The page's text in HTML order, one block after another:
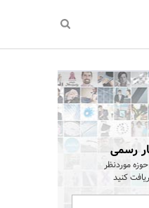
رسمی
حوزه موردنظر
کنید